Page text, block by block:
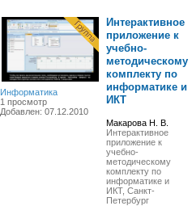
Информатика
1 просмотр
Добавлен: 07.12.2010
Интерактивное
приложение к
учебно-
методическому
комплекту по
информатике и
ИКТ
Макарова Н. В.
Интерактивное
приложение к
учебно-
методическому
комплекту по
информатике и
ИКТ, Санкт-
Петербург